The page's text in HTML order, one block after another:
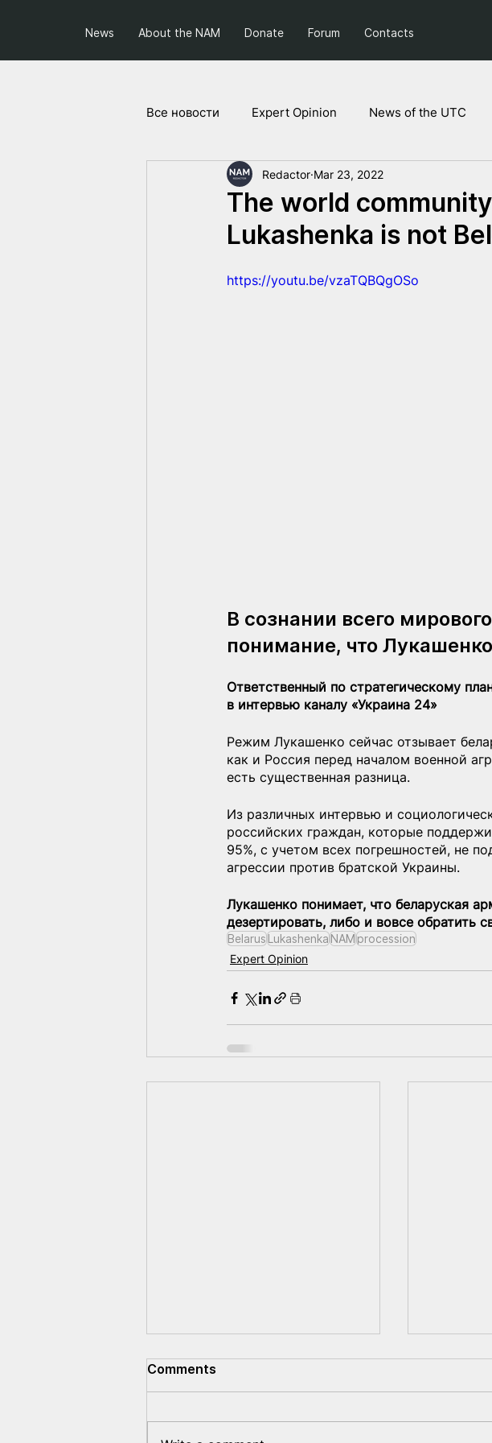
News About the NAM Donate Forum Contacts
Все новости Expert Opinion News of the UTC
Society and Politics Projects of the NAM
The world
Lukashenka is not
Redactor Mar 23, 2022
https://youtu.be/vzaTQBQgOSo
В сознании всего
понимание, что
Ответственный по стратегическому
в интервью каналу «Украина 24»
Режим Лукашенко сейчас отзывает
как и Россия перед началом военной
есть существенная разница.
Из различных интервью и
российских граждан, которые
95%, с учетом всех погрешностей, не
агрессии против братской Украины.
Лукашенко понимает, что беларуская
дезертировать, либо и вовсе обратить
BelarusLukashenkaNAMprocession
Expert Opinion
Comments